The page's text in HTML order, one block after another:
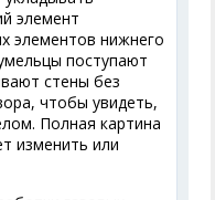
элемент
элементов нижнего
поступают
стены без
чтобы увидеть,
Полная картина
изменить или